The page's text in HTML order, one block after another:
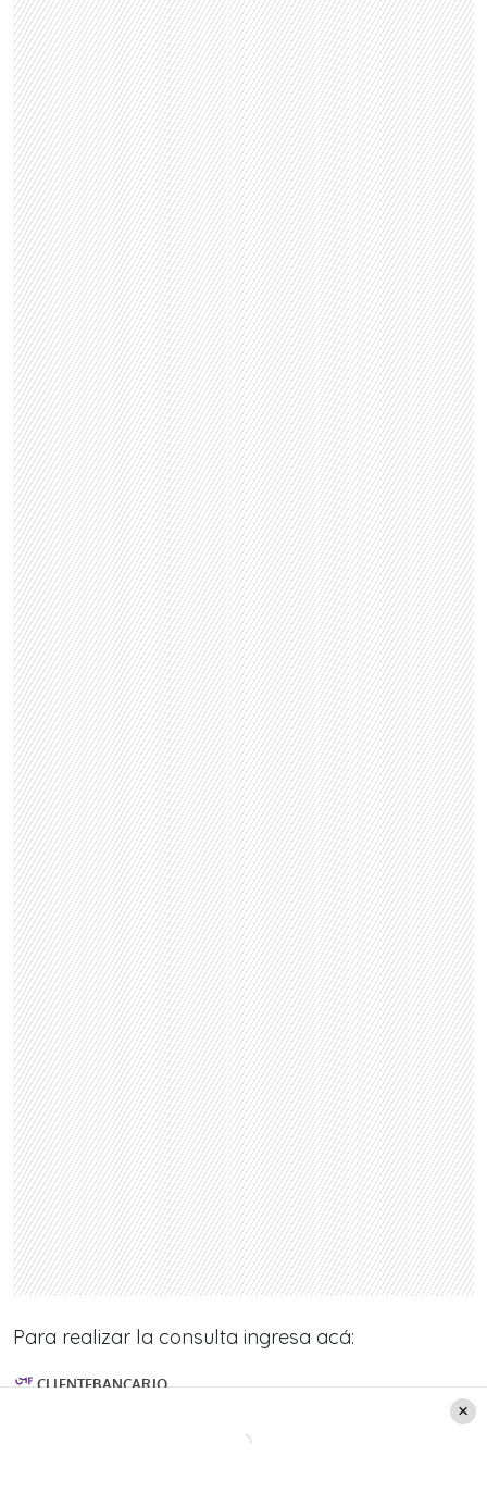
Para realizar la consulta ingresa acá: